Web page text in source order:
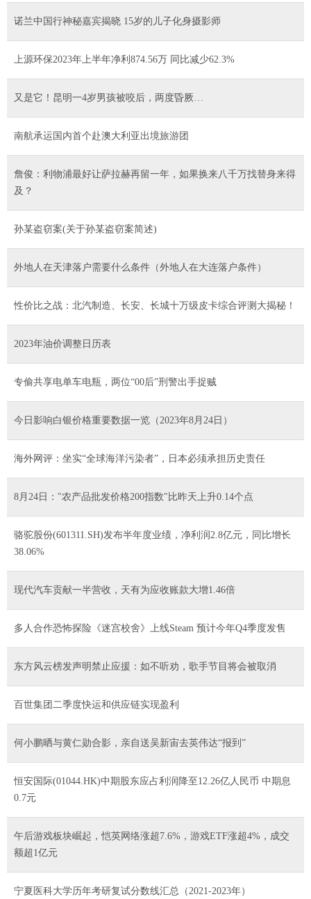
诺兰中国行神秘嘉宾揭晓 15岁的儿子化身摄影师
上源环保2023年上半年净利874.56万 同比减少62.3%
又是它！昆明一4岁男孩被咬后，两度昏厥…
南航承运国内首个赴澳大利亚出境旅游团
詹俊：利物浦最好让萨拉赫再留一年，如果换来八千万找替身来得
及？
孙某盗窃案(关于孙某盗窃案简述)
外地人在天津落户需要什么条件（外地人在大连落户条件）
性价比之战：北汽制造、长安、长城十万级皮卡综合评测大揭秘！
2023年油价调整日历表
专偷共享电单车电瓶，两位“00后”刑警出手捉贼
今日影响白银价格重要数据一览（2023年8月24日）
海外网评：坐实“全球海洋污染者”，日本必须承担历史责任
8月24日："农产品批发价格200指数"比昨天上升0.14个点
骆驼股份(601311.SH)发布半年度业绩，净利润2.8亿元，同比增长
38.06%
现代汽车贡献一半营收，天有为应收账款大增1.46倍
多人合作恐怖探险《迷宫校舍》上线Steam 预计今年Q4季度发售
东方风云榜发声明禁止应援：如不听劝，歌手节目将会被取消
百世集团二季度快运和供应链实现盈利
何小鹏晒与黄仁勋合影，亲自送吴新宙去英伟达“报到”
恒安国际(01044.HK)中期股东应占利润降至12.26亿人民币 中期息
0.7元
午后游戏板块崛起，恺英网络涨超7.6%，游戏ETF涨超4%，成交
额超1亿元
宁夏医科大学历年考研复试分数线汇总（2021-2023年）